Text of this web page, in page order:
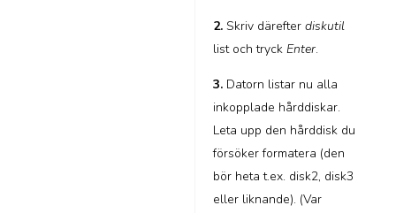
2. Skriv därefter diskutil
list och tryck Enter.
3. Datorn listar nu alla
inkopplade hårddiskar.
Leta upp den hårddisk du
försöker formatera (den
bör heta t.ex. disk2, disk3
eller liknande). (Var